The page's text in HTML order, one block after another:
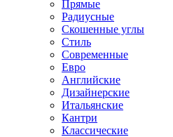
Прямые
Радиусные
Скошенные углы
Стиль
Современные
Евро
Английские
Дизайнерские
Итальянские
Кантри
Классические